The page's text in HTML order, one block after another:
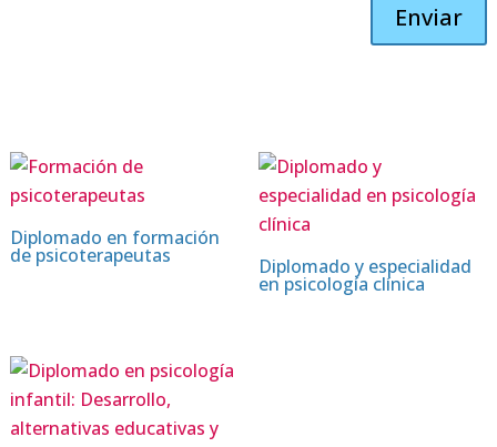
Enviar
Diplomado en formación
de psicoterapeutas Diplomado y especialidad
en psicología clínica